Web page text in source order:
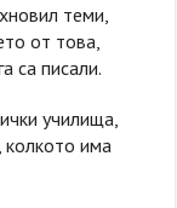
теми,
от това,
са писали.
училища,
колкото има